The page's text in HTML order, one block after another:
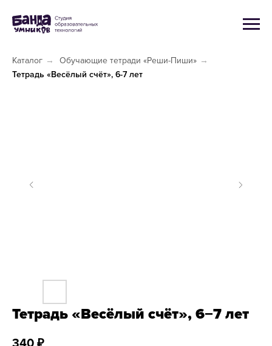
Каталог → Обучающие тетради «Реши-Пиши» →
Тетрадь «Весёлый счёт», 6-7 лет
Тетрадь «Весёлый счёт», 6−7 лет